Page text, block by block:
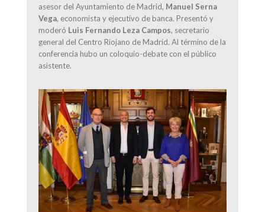
asesor del Ayuntamiento de Madrid, Manuel Serna
Vega, economista y ejecutivo de banca. Presentó y
moderó Luis Fernando Leza Campos, secretario
general del Centro Riojano de Madrid. Al término de la
conferencia hubo un coloquio-debate con el público
asistente.